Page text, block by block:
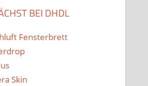
BEI DHDL
Fensterbrett
Skin